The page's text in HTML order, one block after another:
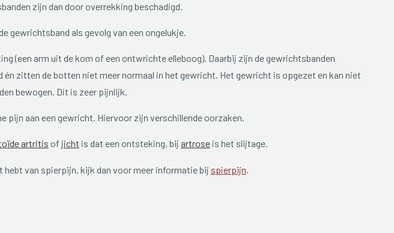
zijn dan door overrekking beschadigd.
gewrichtsband als gevolg van een ongelukje.
(een arm uit de kom of een ontwrichte elleboog). Daarbij zijn de gewrichtsbanden
én zitten de botten niet meer normaal in het gewricht. Het gewricht is opgezet en kan niet
bewogen. Dit is zeer pijnlijk.
pijn aan een gewricht. Hiervoor zijn verschillende oorzaken.
artritis of jicht is dat een ontsteking, bij artroseis het slijtage.
hebt van spierpijn, kijk dan voor meer informatie bij spierpijn.